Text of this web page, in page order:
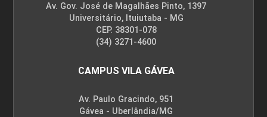
Av. Gov. José de Magalhães Pinto, 1397
Universitário, Ituiutaba - MG
CEP. 38301-078
(34) 3271-4600
CAMPUS VILA GÁVEA
Av. Paulo Gracindo, 951
Gávea - Uberlândia/MG